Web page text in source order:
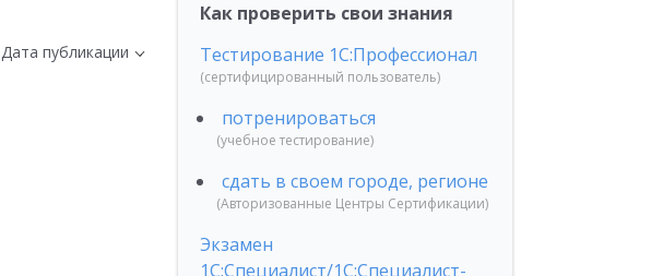
Дата публикации
Как проверить свои знания
Тестирование 1С:Профессионал
(сертифицированный пользователь)
потренироваться
(учебное тестирование)
сдать в своем городе, регионе
(Авторизованные Центры Сертификации)
Экзамен
1С:Специалист/1С:Специалист-